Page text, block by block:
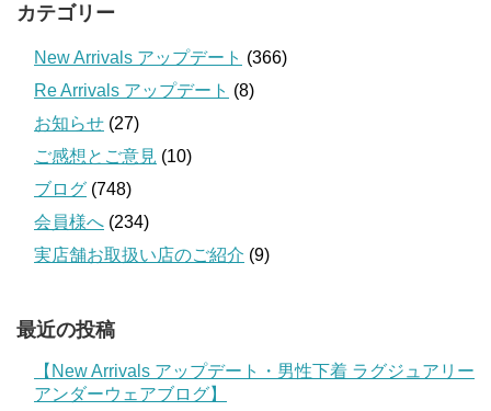
カテゴリー
New Arrivals アップデート (366)
Re Arrivals アップデート (8)
お知らせ (27)
ご感想とご意見 (10)
ブログ (748)
会員様へ (234)
実店舗お取扱い店のご紹介 (9)
最近の投稿
【New Arrivals アップデート・男性下着 ラグジュアリー
アンダーウェアブログ】